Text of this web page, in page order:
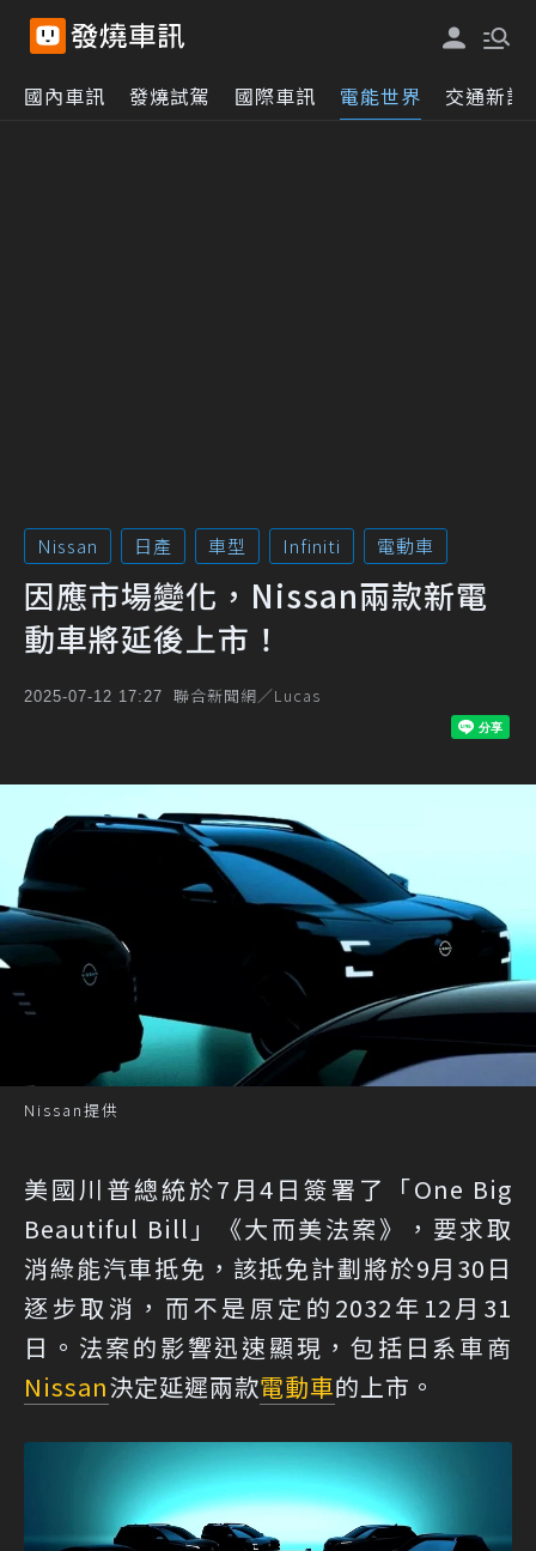
國內車訊 發燒試駕 國際車訊 電能世界 交通新訊
Nissan 日產 車型 Infiniti 電動車
因應市場變化，Nissan兩款新電
動車將延後上市！
2025-07-12 17:27 聯合新聞網／Lucas
Nissan提供
美國川普總統於7月4日簽署了「One Big
Beautiful Bill」《大而美法案》，要求取
消綠能汽車抵免，該抵免計劃將於9月30日
逐步取消，而不是原定的2032年12月31
日。法案的影響迅速顯現，包括日系車商
Nissan決定延遲兩款電動車的上市。